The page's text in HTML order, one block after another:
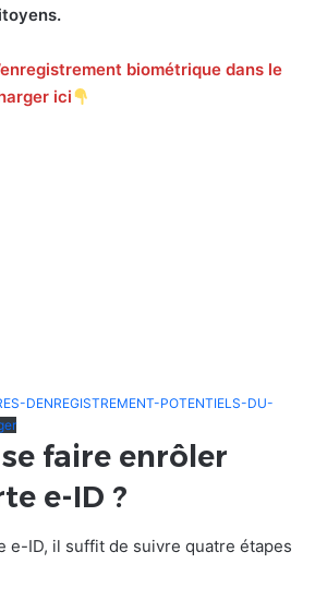
biométrique dans le
ici
DENREGISTREMENT-POTENTIELS-DU-
faire enrôler
e-ID ?
e-ID, il suffit de suivre quatre étapes